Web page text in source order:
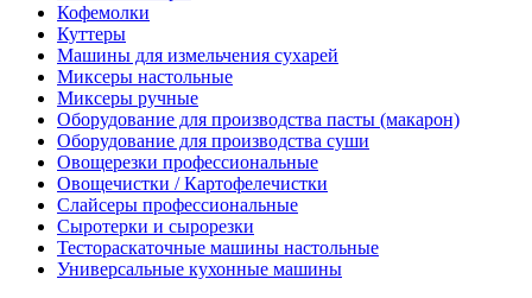
Кофемолки
Куттеры
Машины для измельчения сухарей
Миксеры настольные
Миксеры ручные
Оборудование для производства пасты (макарон)
Оборудование для производства суши
Овощерезки профессиональные
Овощечистки / Картофелечистки
Слайсеры профессиональные
Сыротерки и сырорезки
Тестораскаточные машины настольные
Универсальные кухонные машины